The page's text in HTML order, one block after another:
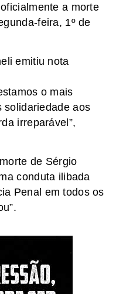
a morte
feira, 1º de
emitiu nota
o mais
solidariedade aos
irreparável”,
de Sérgio
conduta ilibada
Penal em todos os